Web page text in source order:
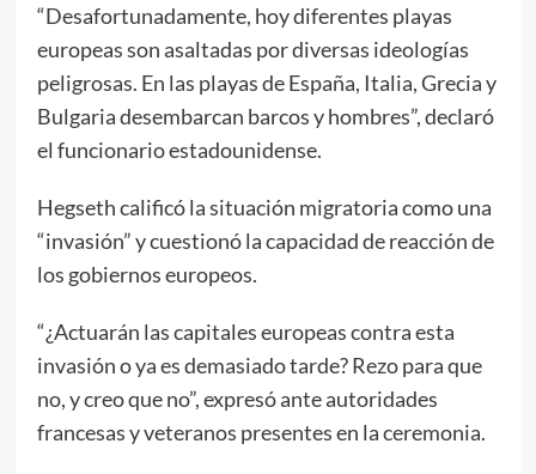
“Desafortunadamente, hoy diferentes playas
europeas son asaltadas por diversas ideologías
peligrosas. En las playas de España, Italia, Grecia y
Bulgaria desembarcan barcos y hombres”, declaró
el funcionario estadounidense.
Hegseth calificó la situación migratoria como una
“invasión” y cuestionó la capacidad de reacción de
los gobiernos europeos.
“¿Actuarán las capitales europeas contra esta
invasión o ya es demasiado tarde? Rezo para que
no, y creo que no”, expresó ante autoridades
francesas y veteranos presentes en la ceremonia.